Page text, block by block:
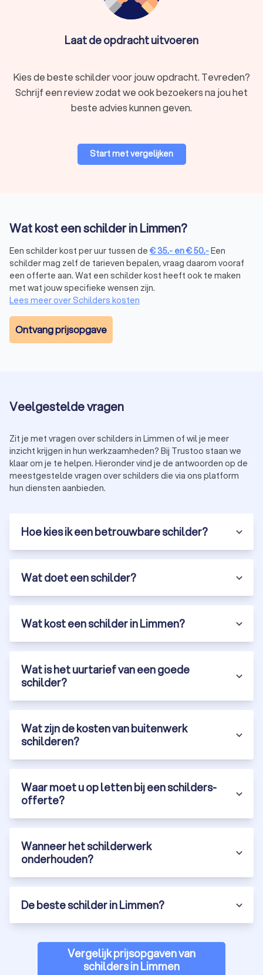
Laat de opdracht uitvoeren
Kies de beste schilder voor jouw opdracht. Tevreden?
Schrijf een review zodat we ook bezoekers na jou het
beste advies kunnen geven.
Start met vergelijken
Wat kost een schilder in Limmen?
Een schilder kost per uur tussen de €35,- en€50,-Een
schilder mag zelf de tarieven bepalen, vraag daarom vooraf
een offerte aan. Wat een schilder kost heeft ook te maken
met wat jouw specifieke wensen zijn.
Lees meer over Schilders kosten
Ontvang prijsopgave
Veelgestelde vragen
Zit je met vragen over schilders in Limmen of wil je meer
inzicht krijgen in hun werkzaamheden? Bij Trustoo staan we
klaar om je te helpen. Hieronder vind je de antwoorden op de
meestgestelde vragen over schilders die via ons platform
hun diensten aanbieden.
Hoe kies ik een betrouwbare schilder?
Wat doet een schilder?
Wat kost een schilder in Limmen?
Wat is het uurtarief van een goede
schilder?
Wat zijn de kosten van buitenwerk
schilderen?
Waar moet u op letten bij een schilders-
offerte?
Wanneer het schilderwerk
onderhouden?
De beste schilder in Limmen?
Vergelijk prijsopgaven van
schilders in Limmen